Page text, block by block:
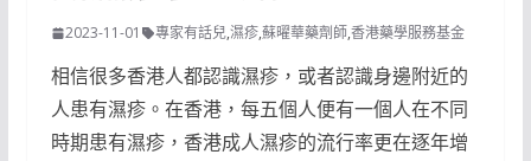
2023-11-01 專家有話兒,濕疹,蘇曜華藥劑師,香港藥學服務基金
相信很多香港人都認識濕疹，或者認識身邊附近的
人患有濕疹。在香港，每五個人便有一個人在不同
時期患有濕疹，香港成人濕疹的流行率更在逐年增